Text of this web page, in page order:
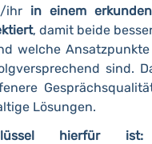
ihr in einem
, damit beide
welche
sind.
Lösungen.
hierfür